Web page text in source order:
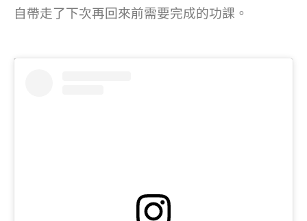
自帶走了下次再回來前需要完成的功課。